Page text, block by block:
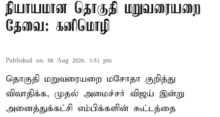
நியாயமான தொகுதி மறுவரையறை
தேவை: கனிமொழி
Published on: 08 Aug 2026, 1:51 pm
தொகுதி மறுவரையறை மசோதா குறித்து
விவாதிக்க, முதல் அமைச்சர் விஜய் இன்று
அனைத்துக்கட்சி எம்பிக்களின் கூட்டத்தை